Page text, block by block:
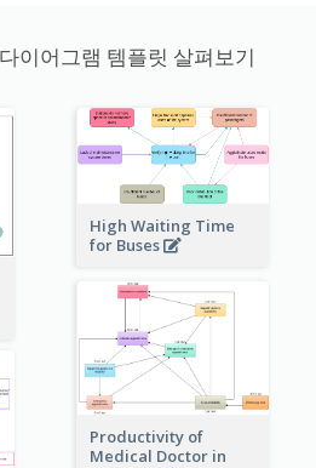
이어그램 템플릿 살펴보기
High Waiting Time
for Buses
Productivity of
Medical Doctor in